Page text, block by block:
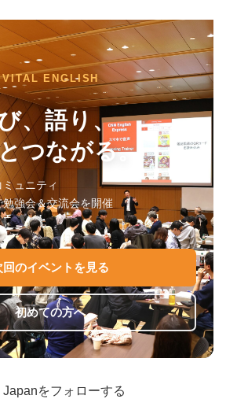
ENGLISH
、語り、
つながる。
ュニティ
強会＆交流会を開催
回のイベントを見る
初めての方へ
Japanをフォローする